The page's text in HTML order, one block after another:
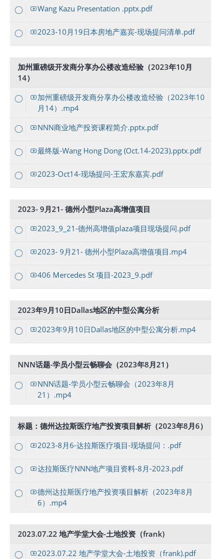
Wang Kazu Presentation .pptx.pdf
2023-10月19日本房地产嘉宾-现场提问清单.pdf
加州重磅级开发商分享办公楼改造经验（2023年10月
14）
加州重磅级开发商分享办公楼改造经验（2023年10
月14）.mp4
NNN商业地产投资课程简介.pptx.pdf
最终版-Wang Hong Dong (Oct.14-2023).pptx.pdf
2023-Oct14-现场提问-王宏东嘉宾.pdf
2023- 9月21- 德州小型Plaza高增值项目
2023_9_21-德州高增值plaza项目现场提问.pdf
2023- 9月21- 德州小型Plaza高增值项目.mp4
406 Mercedes St 项目-2023_9.pdf
2023年9月10日Dallas地区的中型公寓分析
2023年9月10日Dallas地区的中型公寓分析.mp4
NNN话题-学员小型云畅聊会（2023年8月21）
NNN话题-学员小型云畅聊会（2023年8月
21）.mp4
标题：德州达拉斯医疗地产投资项目解析（2023年8月6）
2023-8月6-达拉斯医疗项目-现场提问：.pdf
达拉斯医疗NNN地产项目资料-8月-2023.pdf
德州达拉斯医疗地产投资项目解析（2023年8月
6）.mp4
2023.07.22 地产学堂大会-土地投资（frank)
2023.07.22 地产学堂大会-土地投资（frank).pdf